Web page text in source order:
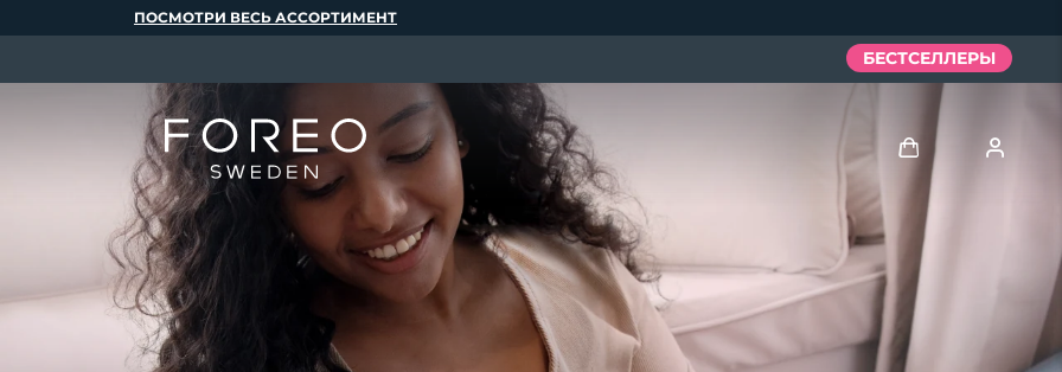
ПОСМОТРИ ВЕСЬ АССОРТИМЕНТ
БЕСТСЕЛЛЕРЫ
Профиль пользователя
Мои приборы